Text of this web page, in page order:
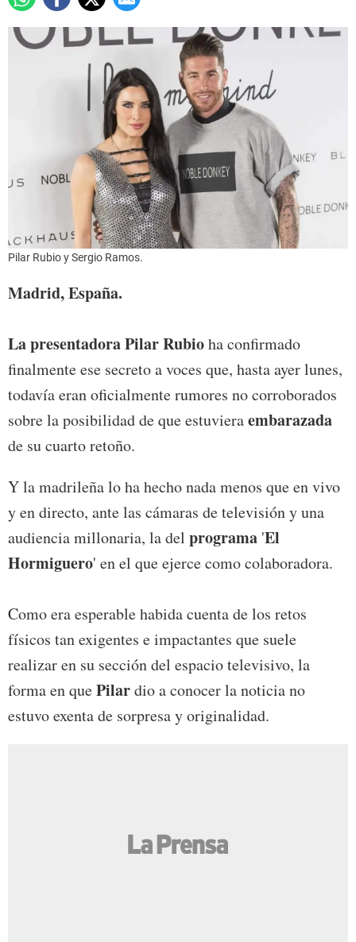
Pilar Rubio y Sergio Ramos.
Madrid, España.
La presentadora Pilar Rubioha confirmado
finalmente ese secreto a voces que, hasta ayer lunes,
todavía eran oficialmente rumores no corroborados
sobre la posibilidad de que estuvieraembarazada
de su cuarto retoño.
Y la madrileña lo ha hecho nada menos que en vivo
y en directo, ante las cámaras de televisión y una
audiencia millonaria, la del programa 'El
Hormiguero' en el que ejerce como colaboradora.
Como era esperable habida cuenta de los retos
físicos tan exigentes e impactantes que suele
realizar en su sección del espacio televisivo, la
forma en quePilardio a conocer la noticia no
estuvo exenta de sorpresa y originalidad.